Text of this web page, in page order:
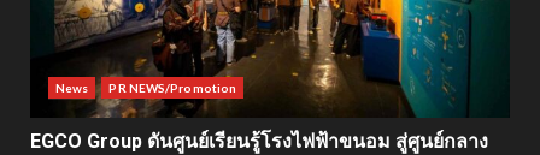
News PR NEWS/Promotion
EGCO Group ดันศูนย์เรียนรู้โรงไฟฟ้าขนอม สู่ศูนย์กลาง